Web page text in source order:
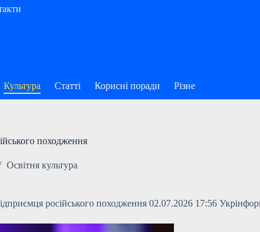
Культура Статті Корисні поради Різне
походження
Освітня культура
російського походження 02.07.2026 17:56